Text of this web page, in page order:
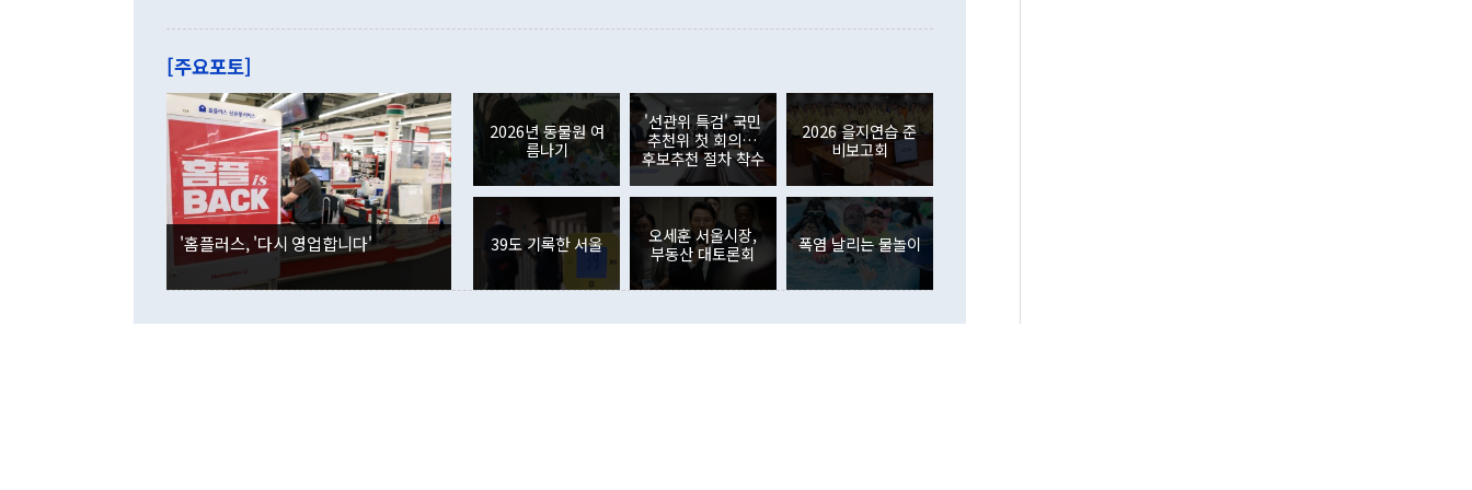
관은 업무보고 사후 브리핑에서 정 장관이 언급한 '4자 회담'에 대해 "이상
이 9월 러시아 블라디보스토크에서 열리는 '동방경제포럼(EEF)'을 언급하
며 "정부 차원에서 (참석을) 검토하고 있다"고 발언한 데 대해서도 조 장관
은 "그것은 외교부의 몫"이라며 "아직 거기까지 진도가 나가지 않았다"고
잘랐다. 정 장관이 이날 소개한 대북 구상과 설명은 정부 내 조율을 거치지
않았다는 점에서 문제가 있다. 특히 주적 표현 대체와 국호 사용, 9·19 군
사합의 복원, 4자회담 추진 등은 통일부 장관이 결정할 사안이 아니어서 월
권이라는 지적이 나오고 있다. 이 대통령은 정 장관의 업무보고를 듣고 난
뒤 "여기 업무보고에 발표했다고 승인난 건 아니다"라고 재차 확인했다. 정
부의 한 소식통은 "정 장관의 발언 내용은 대부분 국가안전보장회의(NSC)
를 거쳐 결정된 사안이 아닌 정 장관의 개인적 생각에 가깝다"며 "안보 관
련 부처 장관이 정부의 공식 정책이 아닌 사안을 추진하겠다고 업무보고를
하고 대통령의 면전에서 '국군통수권자가 나서야 한다'고 주장한 것은 심각
는 배당수입이 늘어난 데다 전월 분기배당에 따른 기저효과로 배당지급이
였던 올해 3월(369억9000만달러)을 넘어선 것이다. 직접투자에서는 내국
인의 해외투자가 80억1000만달러, 외국인의 국내투자가 46억3000만달러
각각 증가했다. 증권투자에서는 외국인의 국내 주식 매도세가 이어졌다. 외
국인의 국내 주식 투자는 차익실현 매도 등의 영향으로 316억1000만달러
감소하며 전월(-310억5000만달러)에 이어 역대 최대 순매도 기록을 다시
경신했다. 외국인의 국내 채권투자는 세계국채지수(WGBI) 자금 유입에도
분기 말 만기도래 영향으로 증가 폭이 줄어든 52억9000만달러를 기록했
다. 내국인의 해외 증권투자는 주식을 중심으로 35억6000만달러 증가했
다. eoyn2@newspim.com
[주요포토]
'홈플러스, '다시 영업합니다'
2026년 동물원 여
름나기
'선관위 특검' 국민
추천위 첫 회의…
후보추천 절차 착수
2026 을지연습 준
비보고회
39도 기록한 서울
오세훈 서울시장,
부동산 대토론회
폭염 날리는 물놀이